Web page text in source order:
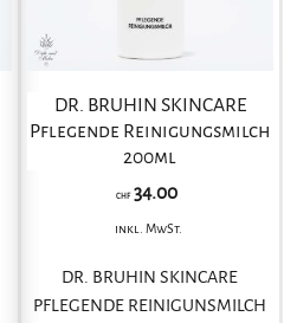
DR. BRUHIN SKINCARE
Pflegende Reinigungsmilch
200ml
CHF 34.00
inkl. MwSt.
DR. BRUHIN SKINCARE
PFLEGENDE REINIGUNSMILCH